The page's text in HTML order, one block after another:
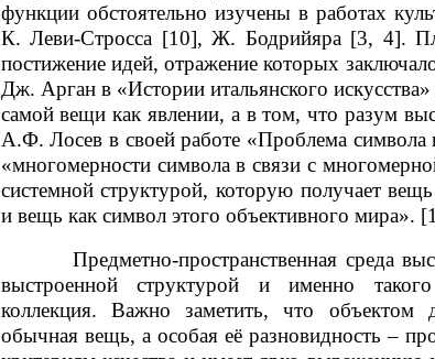
функции обстоятельно изучены в работах
К. Леви-Стросса [10], Ж. Бодрийяра [3, 4].
постижение идей, отражение которых
Дж. Арган в «Истории итальянского
самой вещи как явлении, а в том, что разум
А.Ф. Лосев в своей работе «Проблема символа
«многомерности символа в связи с
системной структурой, которую получает
и вещь как символ этого объективного мира».
Предметно-пространственная среда
выстроенной структурой и именно
коллекция. Важно заметить, что объектом
обычная вещь, а особая её разновидность –